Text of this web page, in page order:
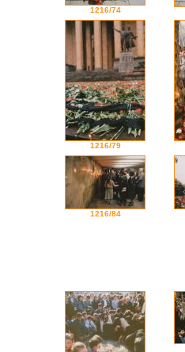
1216/74
1216/79
1216/84